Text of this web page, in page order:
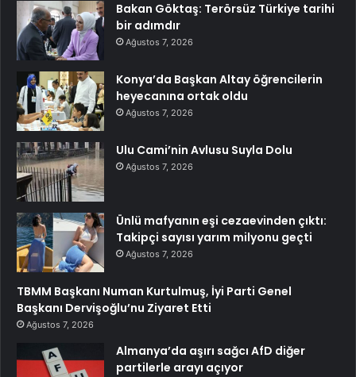
Bakan Göktaş: Terörsüz Türkiye tarihi
bir adımdır
Ağustos 7, 2026
Konya’da Başkan Altay öğrencilerin
heyecanına ortak oldu
Ağustos 7, 2026
Ulu Cami’nin Avlusu Suyla Dolu
Ağustos 7, 2026
Ünlü mafyanın eşi cezaevinden çıktı:
Takipçi sayısı yarım milyonu geçti
Ağustos 7, 2026
TBMM Başkanı Numan Kurtulmuş, İyi Parti Genel
Başkanı Dervişoğlu’nu Ziyaret Etti
Ağustos 7, 2026
Almanya’da aşırı sağcı AfD diğer
partilerle arayı açıyor